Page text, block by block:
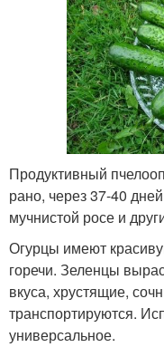
Продуктивный
рано, через 37-40
мучнистой росе и
Огурцы имеют
горечи. Зеленцы
вкуса, хрустящие,
транспортируются.
универсальное.